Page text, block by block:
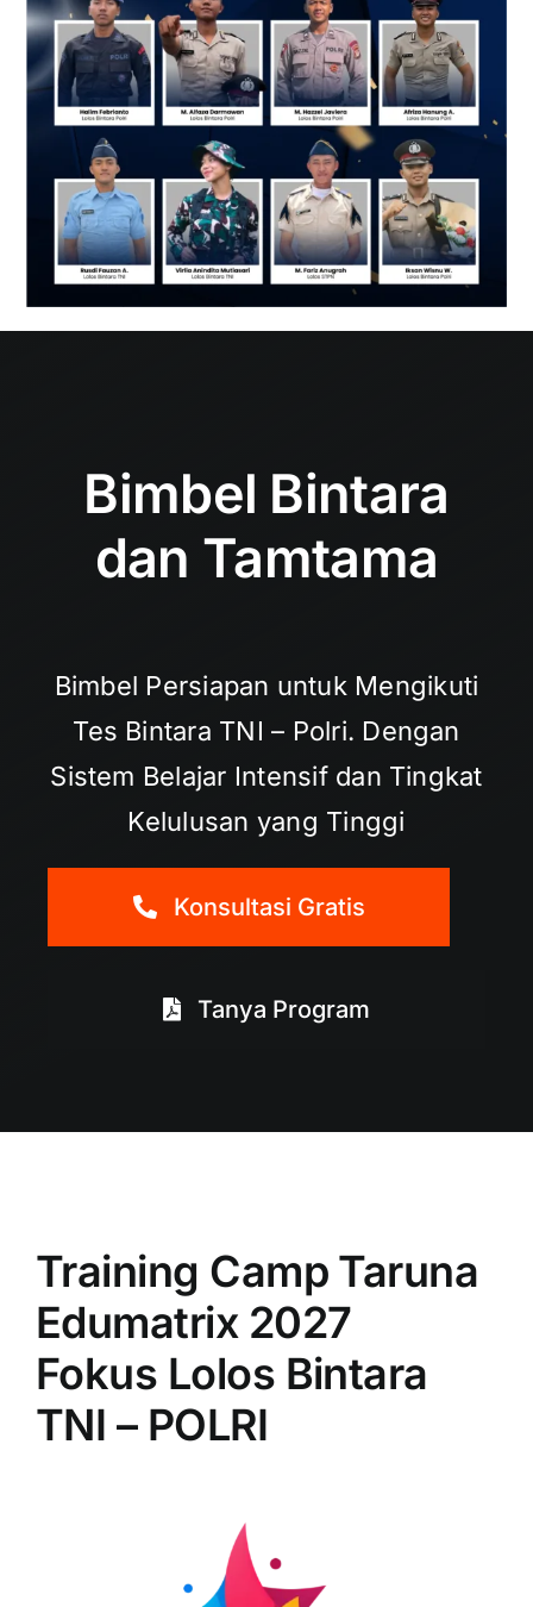
Bimbel Bintara
dan Tamtama
Bimbel Persiapan untuk Mengikuti
Tes Bintara TNI – Polri. Dengan
Sistem Belajar Intensif dan Tingkat
Kelulusan yang Tinggi
Konsultasi Gratis
Tanya Program
Training Camp Taruna
Edumatrix 2027
Fokus Lolos Bintara
TNI – POLRI